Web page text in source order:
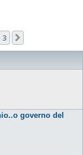
3
governo del